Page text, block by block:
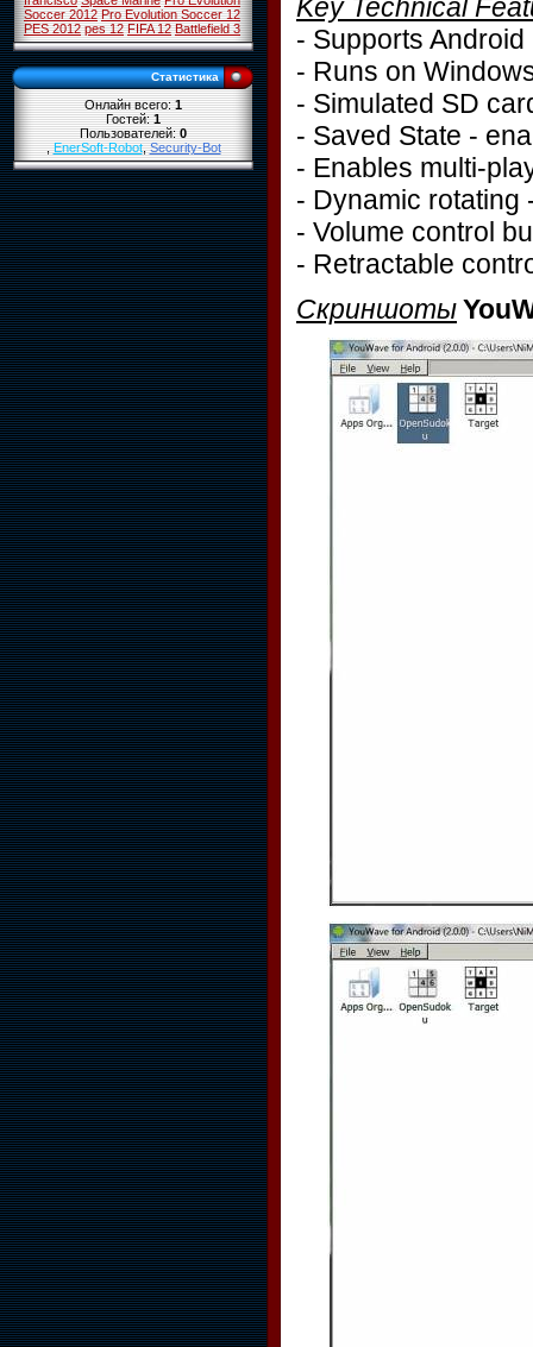
Soccer 2012 Pro Evolution Soccer 12
PES 2012 pes 12 FIFA 12 Battlefield 3
Статистика
Онлайн всего:1
Гостей:1
Пользователей:0
,EnerSoft-Robot,Security-Bot
Key Technical
- Supports
- Runs on
- Simulated SD
- Saved State -
- Enables multi-
- Dynamic rotating
- Volume control
- Retractable
Скриншоты